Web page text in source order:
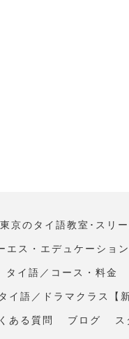
東京のタイ語教室･スリ
エス・エデュケーショ
タイ語／コース・料金
タイ語／ドラマクラス【
ある質問 ブログ ス